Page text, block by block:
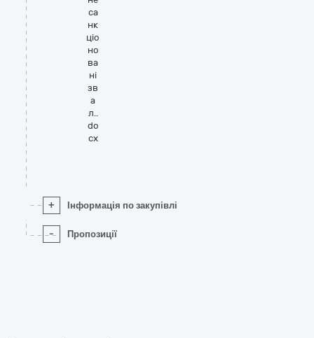
са
нк
ціо
но
ва
ні
зв
а
л..
do
cx
+ Інформація по закупівлі
- Пропозиції